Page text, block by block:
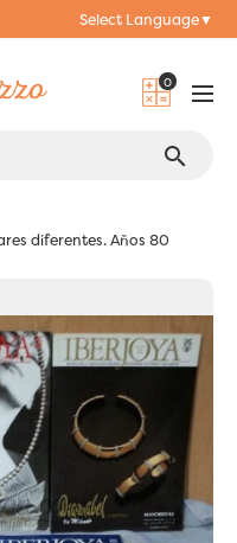
Select Language▼
0
search
diferentes. Años 80